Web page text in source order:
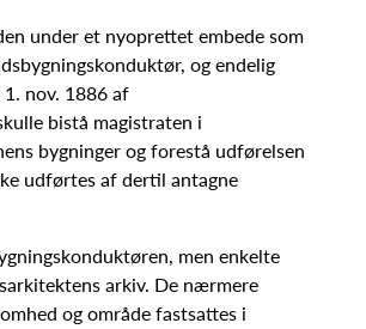
under et nyoprettet embede som
og endelig
nov. 1886 af
bistå magistraten i
bygninger og forestå udførelsen
udførtes af dertil antagne
men enkelte
arkiv. De nærmere
og område fastsattes i